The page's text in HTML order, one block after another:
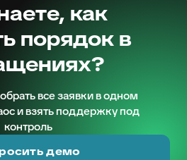
как
порядок в
все заявки в одном
и взять поддержку под
контроль
демо